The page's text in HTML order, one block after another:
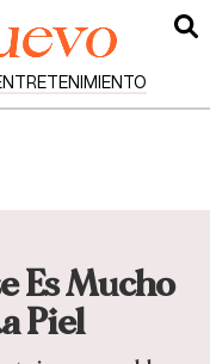
Es Mucho
Piel